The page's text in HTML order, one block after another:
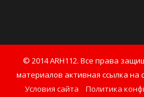
© 2014 ARH112. Все права
материалов активная ссылка на
Условия сайта
Политика